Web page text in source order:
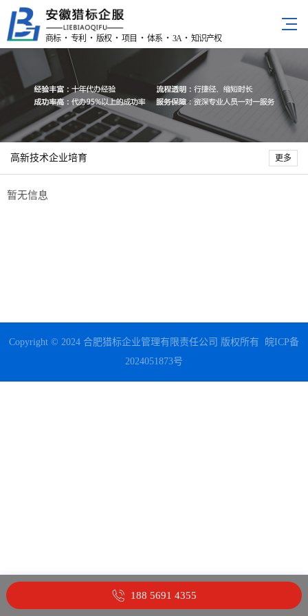
商标 ・ 专利 ・ 版权 ・ 项目 ・ 体系 ・ 3A ・ 知识产权
更多
高新技术企业培育
暂无信息
Copyright © 2024 合肥猎标企业管理有限责任公司 版权所有
皖ICP备
2024051873号
188 5691 4355